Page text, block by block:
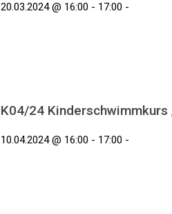
20.03.2024 @ 16:00 - 17:00 -
K04/24
10.04.2024 @ 16:00 - 17:00 -